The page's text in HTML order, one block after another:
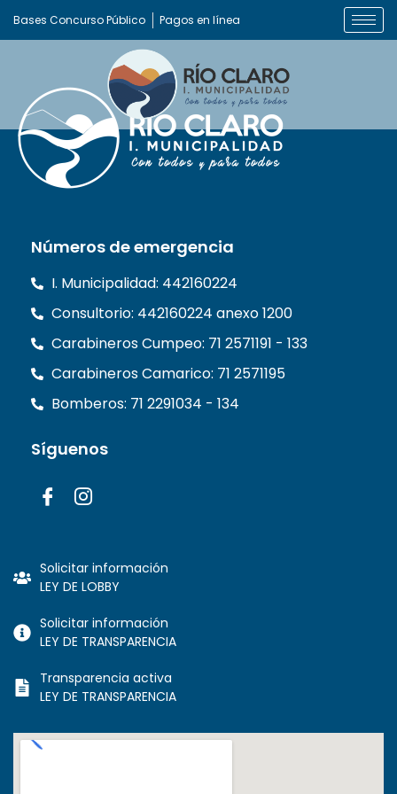
Bases Concurso Público Pagos en línea
Números de emergencia
I. Municipalidad: 442160224
Consultorio: 442160224 anexo 1200
Carabineros Cumpeo: 71 2571191 - 133
Carabineros Camarico: 71 2571195
Bomberos: 71 2291034 - 134
Síguenos
Solicitar información
LEY DE LOBBY
Solicitar información
LEY DE TRANSPARENCIA
Transparencia activa
LEY DE TRANSPARENCIA